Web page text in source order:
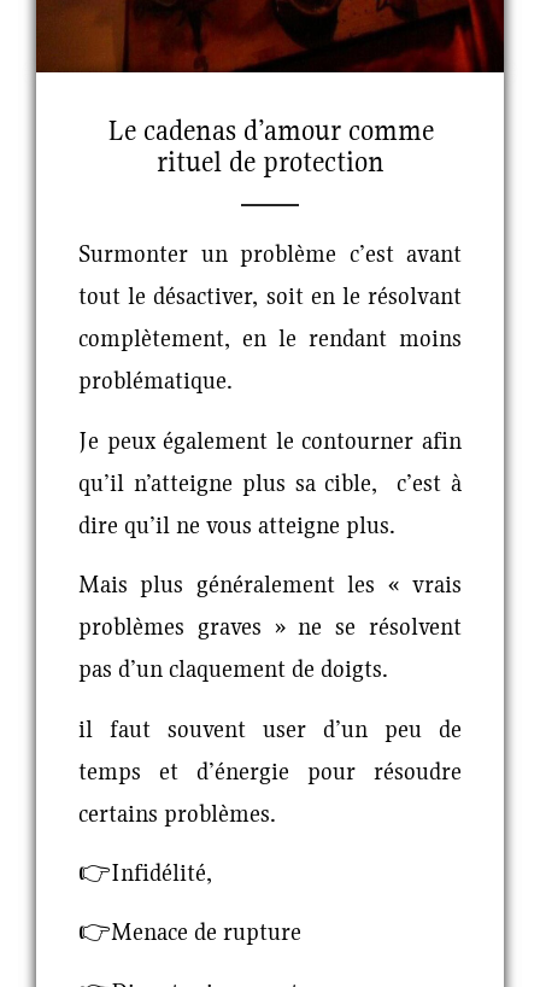
Le cadenas d’amour comme
rituel de protection
Surmonter un problème c’est avant
tout le désactiver, soit en le résolvant
complètement, en le rendant moins
problématique.
Je peux également le contourner afin
qu’il n’atteigne plus sa cible, c’est à
dire qu’il ne vous atteigne plus.
Mais plus généralement les « vrais
problèmes graves » ne se résolvent
pas d’un claquement de doigts.
il faut souvent user d’un peu de
temps et d’énergie pour résoudre
certains problèmes.
👉Infidélité,
👉Menace de rupture